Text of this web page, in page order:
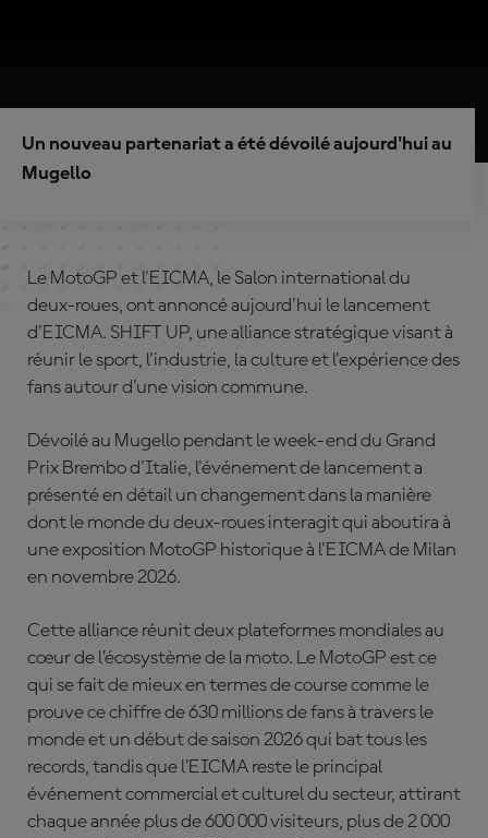
Un nouveau partenariat a été dévoilé aujourd'hui au
Mugello
Le MotoGP et l'EICMA, le Salon international du
deux-roues, ont annoncé aujourd'hui le lancement
d'EICMA. SHIFT UP, une alliance stratégique visant à
réunir le sport, l'industrie, la culture et l'expérience des
fans autour d'une vision commune.
Dévoilé au Mugello pendant le week-end du Grand
Prix Brembo d'Italie, l'événement de lancement a
présenté en détail un changement dans la manière
dont le monde du deux-roues interagit qui aboutira à
une exposition MotoGP historique à l'EICMA de Milan
en novembre 2026.
Cette alliance réunit deux plateformes mondiales au
cœur de l’écosystème de la moto. Le MotoGP est ce
qui se fait de mieux en termes de course comme le
prouve ce chiffre de 630 millions de fans à travers le
monde et un début de saison 2026 qui bat tous les
records, tandis que l’EICMA reste le principal
événement commercial et culturel du secteur, attirant
chaque année plus de 600 000 visiteurs, plus de 2 000